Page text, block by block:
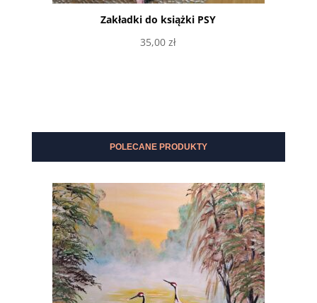
Zakładki do książki PSY
35,00zł
POLECANE PRODUKTY